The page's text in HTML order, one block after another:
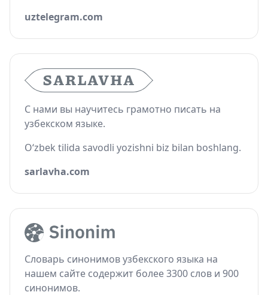
uztelegram.com
С нами вы научитесь грамотно писать на
узбекском языке.
O‘zbek tilida savodli yozishni biz bilan boshlang.
sarlavha.com
Словарь синонимов узбекского языка на
нашем сайте содержит более 3300 слов и 900
синонимов.